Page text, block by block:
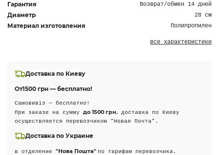
Гарантия Возврат/обмен 14 дней
Диаметр 28 см
Материал изготовления Полипропилен
все характеристики
Доставка по Киеву
От1500 грн — бесплатно!
Самовивіз — бесплатно!
При заказе на сумму до 1500 грн. доставка по Киеву
осуществляется перевозчиком "Новая Почта".
Доставка по Украине
в отделение "Нова Пошта" по тарифам перевозчика.